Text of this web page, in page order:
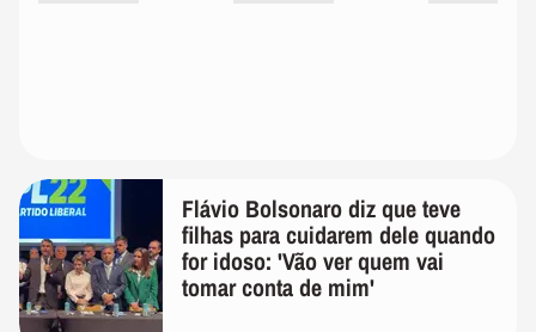
Flávio Bolsonaro diz que teve
filhas para cuidarem dele quando
for idoso: 'Vão ver quem vai
tomar conta de mim'